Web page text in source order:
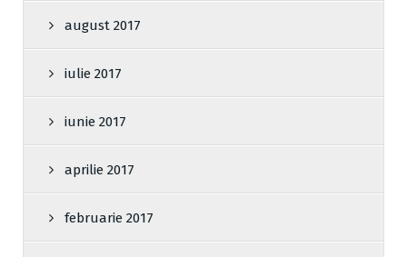
august 2017
iulie 2017
iunie 2017
aprilie 2017
februarie 2017